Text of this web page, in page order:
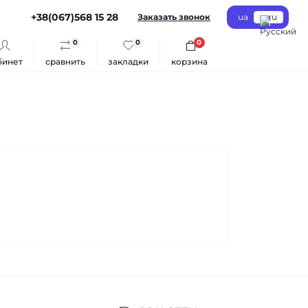
+38(067)568 15 28 Заказать звонок ua ru
сравнить
0
закладки
0
корзина
0